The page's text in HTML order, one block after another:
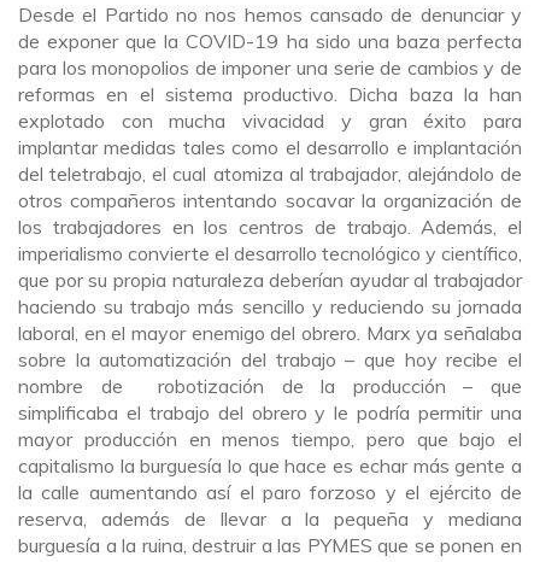
Desde el Partido no nos hemos cansado de denunciar y
de exponer que la COVID-19 ha sido una baza perfecta
para los monopolios de imponer una serie de cambios y de
reformas en el sistema productivo. Dicha baza la han
explotado con mucha vivacidad y gran éxito para
implantar medidas tales como el desarrollo e implantación
del teletrabajo, el cual atomiza al trabajador, alejándolo de
otros compañeros intentando socavar la organización de
los trabajadores en los centros de trabajo. Además, el
imperialismo convierte el desarrollo tecnológico y científico,
que por su propia naturaleza deberían ayudar al trabajador
haciendo su trabajo más sencillo y reduciendo su jornada
laboral, en el mayor enemigo del obrero. Marx ya señalaba
sobre la automatización del trabajo – que hoy recibe el
nombre de robotización de la producción – que
simplificaba el trabajo del obrero y le podría permitir una
mayor producción en menos tiempo, pero que bajo el
capitalismo la burguesía lo que hace es echar más gente a
la calle aumentando así el paro forzoso y el ejército de
reserva, además de llevar a la pequeña y mediana
burguesía a la ruina, destruir a las PYMES que se ponen en